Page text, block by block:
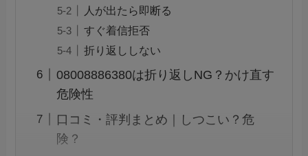
人が出たら即断る
すぐ着信拒否
折り返ししない
08008886380は折り返しNG？かけ直す
危険性
口コミ・評判まとめ｜しつこい？危
険？